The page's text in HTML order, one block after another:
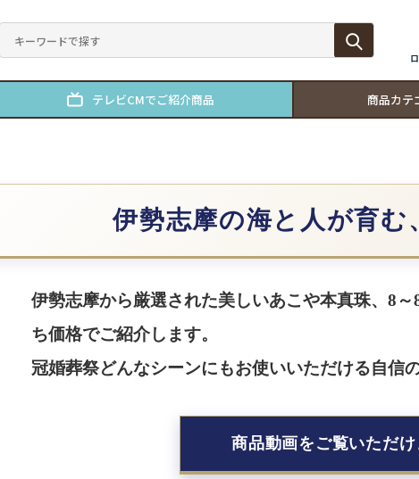
テレビCMでご紹介商品 商品カテ
伊勢志摩の海と人が育む
伊勢志摩から厳選された美しいあこや本真珠、8
ち価格でご紹介します。
冠婚葬祭どんなシーンにもお使いいただける自信
商品動画をご覧いただ